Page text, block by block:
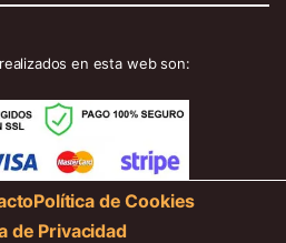
en esta web son:
Política de Cookies
de Privacidad